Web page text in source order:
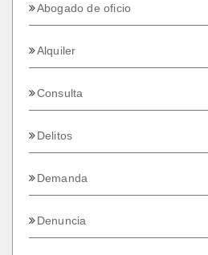
Abogado de oficio
Alquiler
Consulta
Delitos
Demanda
Denuncia